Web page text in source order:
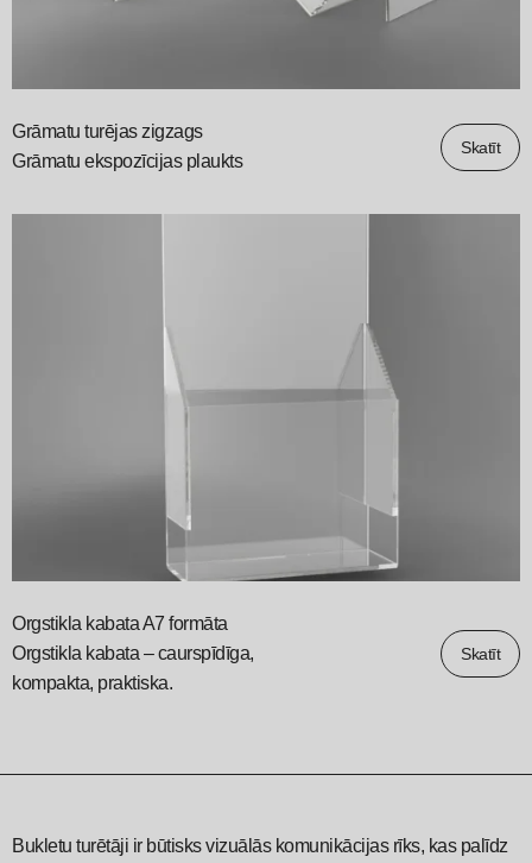
Grāmatu turējas zigzags
Grāmatu ekspozīcijas plaukts
Skatīt
Orgstikla kabata A7 formāta
Orgstikla kabata – caurspīdīga,
kompakta, praktiska.
Skatīt
Bukletu turētāji ir būtisks vizuālās komunikācijas rīks, kas palīdz